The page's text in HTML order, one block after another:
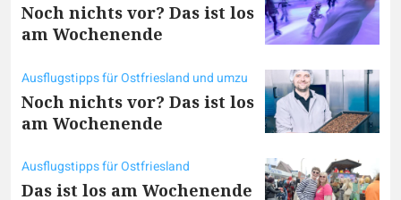
Noch nichts vor? Das ist los
am Wochenende
Ausflugstipps für Ostfriesland und umzu
Noch nichts vor? Das ist los
am Wochenende
Ausflugstipps für Ostfriesland
Das ist los am Wochenende